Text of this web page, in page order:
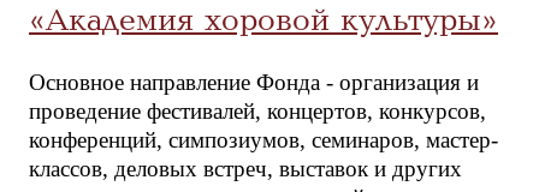
«Академия хоровой культуры»
Основное направление Фонда - организация и
проведение фестивалей, концертов, конкурсов,
конференций, симпозиумов, семинаров, мастер-
классов, деловых встреч, выставок и других